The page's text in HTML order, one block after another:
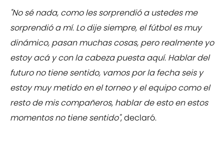
"No sé nada, como les sorprendió a ustedes me
sorprendió a mí. Lo dije siempre, el fútbol es muy
dinámico, pasan muchas cosas, pero realmente yo
estoy acá y con la cabeza puesta aquí. Hablar del
futuro no tiene sentido, vamos por la fecha seis y
estoy muy metido en el torneo y el equipo como el
resto de mis compañeros, hablar de esto en estos
momentos no tiene sentido", declaró.